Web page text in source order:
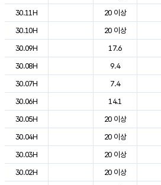
30.11H
20 이상
30.10H
20 이상
30.09H
17.6
30.08H
9.4
30.07H
7.4
30.06H
14.1
30.05H
20 이상
30.04H
20 이상
30.03H
20 이상
30.02H
20 이상